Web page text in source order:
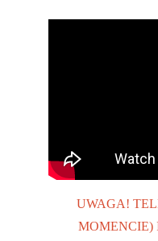
UWAGA!
MOMENCIE)